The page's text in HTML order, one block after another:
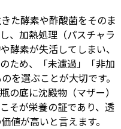
た酵素や酢酸菌をそのま
、加熱処理（パスチャラ
酵素が失活してしまい、
ため、「未濾過」「非加
を選ぶことが大切です。
の底に沈殿物（マザー）
そが栄養の証であり、透
値が高いと言えます。